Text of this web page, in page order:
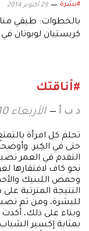
#بشرة 29 أكتوبر 2014
بالخطوات: طبقي
كريستيان لوبوتان في
#أناقتك
د ب أ الأربعاء 10 سبتمبر 2014 13:29
تحلم كل امرأة
حتى في الكِبر.
التقدم في العمر
نحو كاف لافتقارها
وحمض اللبنيك
النتيجة المترتبة
للبشرة، ومن ثم
وبناء على ذلك، أكدت
بمثابة إكسير